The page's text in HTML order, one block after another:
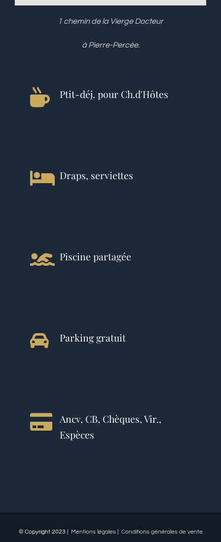
1 chemin de la Vierge Docteur
à Pierre-Percée.
Ptit-déj. pour Ch.d'Hôtes
Draps, serviettes
Piscine partagée
Parking gratuit
Ancv, CB, Chèques, Vir.,
Espèces
© Copyright 2023 | Mentions légales| Conditions générales de vente